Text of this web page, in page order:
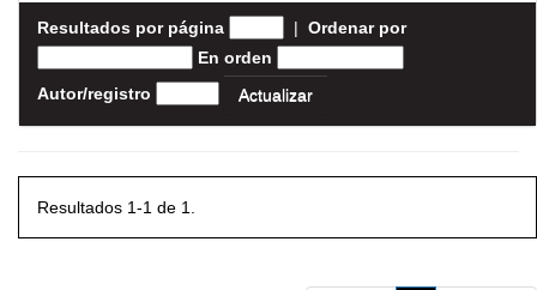
Resultados por página | Ordenar por
En orden
Autor/registro
Resultados 1-1 de 1.